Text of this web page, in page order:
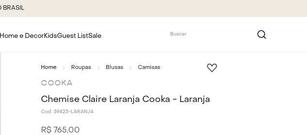
Home e DecorKidsGuest ListSale
Buscar
Roupas Blusas Camisas
COOKA
Chemise Claire Laranja Cooka - Laranja
Cod: 39423-LARANJA
R$ 765,00